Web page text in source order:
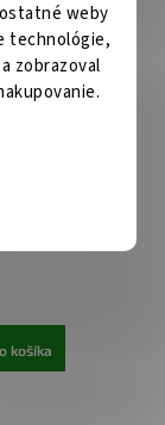
weby
technológie,
zobrazoval
CamShield
košíka